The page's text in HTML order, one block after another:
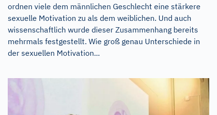
ordnen viele dem männlichen Geschlecht eine stärkere
sexuelle Motivation zu als dem weiblichen. Und auch
wissenschaftlich wurde dieser Zusammenhang bereits
mehrmals festgestellt. Wie groß genau Unterschiede in
der sexuellen Motivation...